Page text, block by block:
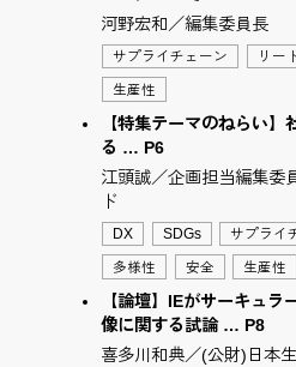
河野宏和／編集委員長
サプライチェーン リー
生産性
【特集テーマのねらい
る … P6
江頭誠／企画担当編集委
ド
DX SDGs サプライ
多様性 安全 生産性
【論壇】IEがサーキュ
像に関する試論 … P8
喜多川和典／(公財)日本